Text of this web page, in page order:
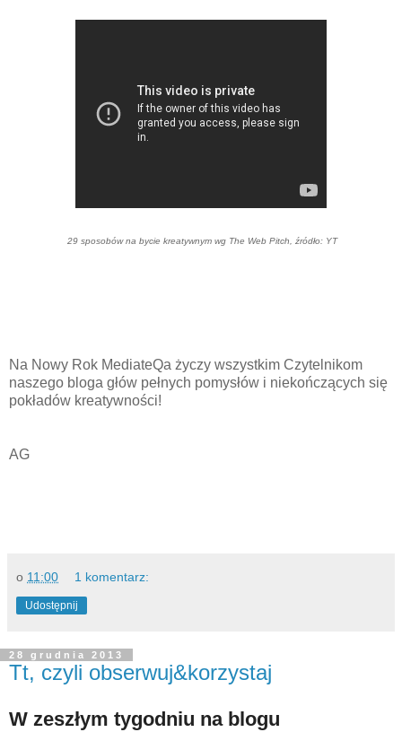
29 sposobów na bycie kreatywnym wg The Web Pitch, źródło: YT
Na Nowy Rok MediateQa życzy wszystkim Czytelnikom
naszego bloga głów pełnych pomysłów i niekończących się
pokładów kreatywności!
AG
o 11:00 1 komentarz:
Udostępnij
28 grudnia 2013
Tt, czyli obserwuj&korzystaj
W zeszłym tygodniu na blogu